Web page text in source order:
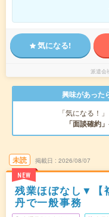
気になる!
派遣会
興味があった
「気になる！
「面談確約」
未読
NEW
掲載日 2026/08/07
残業ほぼなし▼【
丹で一般事務